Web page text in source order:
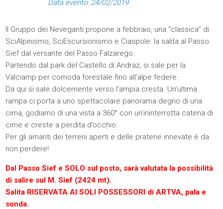
Data evento: 24/02/2019
Il Gruppo dei Neveganti propone a febbraio, una “classica” di
SciAlpinismo, SciEscursionismo e Ciaspole: la salita al Passo
Sief dal versante del Passo Falzarego.
Partendo dal park del Castello di Andraz, si sale per la
Valciamp per comoda forestale fino all’alpe federe.
Da qui si sale dolcemente verso l’ampia cresta. Un’ultima
rampa ci porta a uno spettacolare panorama degno di una
cima, godiamo di una vista a 360° con un’ininterrotta catena di
cime e creste a perdita d’occhio.
Per gli amanti dei terreni aperti e delle praterie innevate è da
non perdere!
Dal Passo Sief e SOLO sul posto, sarà valutata la possibilità
di salire sul M. Sief (2424 mt).
Salita RISERVATA AI SOLI POSSESSORI di ARTVA, pala e
sonda.